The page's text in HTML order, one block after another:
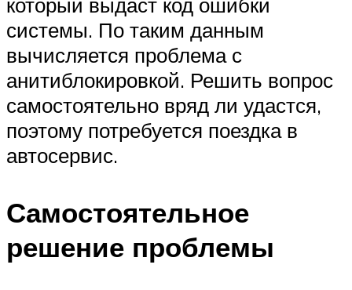
системы. По таким данным
вычисляется проблема с
анитиблокировкой. Решить вопрос
самостоятельно вряд ли удастся,
поэтому потребуется поездка в
автосервис.
Самостоятельное
решение проблемы